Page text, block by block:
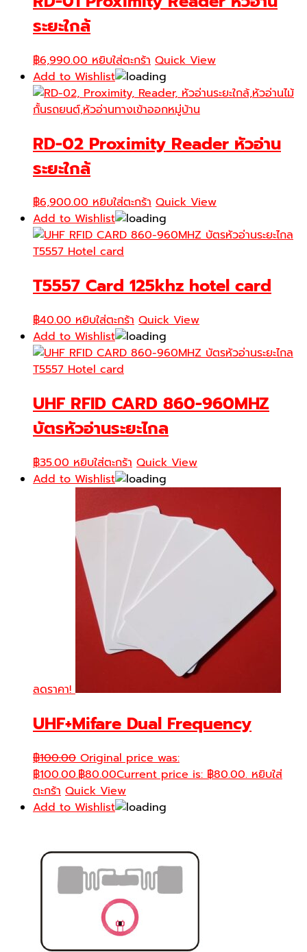
ระยะใกล้
฿6,990.00 หยิบใส่ตะกร้า Quick View
Add to Wishlist
RD-02 Proximity Reader หัวอ่าน
ระยะใกล้
฿6,900.00 หยิบใส่ตะกร้า Quick View
Add to Wishlist
T5557 Card 125khz hotel card
฿40.00 หยิบใส่ตะกร้า Quick View
Add to Wishlist
UHF RFID CARD 860-960MHZ
บัตรหัวอ่านระยะไกล
฿35.00 หยิบใส่ตะกร้า Quick View
Add to Wishlist
ลดราคา!
UHF+Mifare Dual Frequency
฿100.00 Original price was:
฿100.00.฿80.00Current price is: ฿80.00. หยิบใส่
ตะกร้า Quick View
Add to Wishlist